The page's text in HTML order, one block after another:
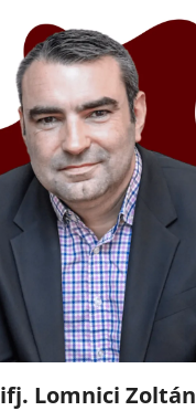
ifj. Lomnici Zoltán